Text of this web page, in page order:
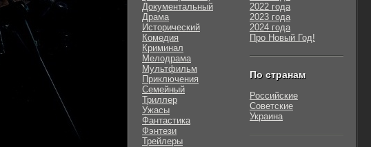
Документальный
Драма
Исторический
Комедия
Криминал
Мелодрама
Мультфильм
Приключения
Семейный
Триллер
Ужасы
Фантастика
Фэнтези
Трейлеры
2022 года
2023 года
2024 года
Про Новый Год!
По странам
Российские
Советские
Украина